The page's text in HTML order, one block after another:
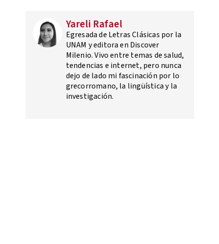
Yareli Rafael
Egresada de Letras Clásicas por la
UNAM y editora en Discover
Milenio. Vivo entre temas de salud,
tendencias e internet, pero nunca
dejo de lado mi fascinación por lo
grecorromano, la lingüística y la
investigación.